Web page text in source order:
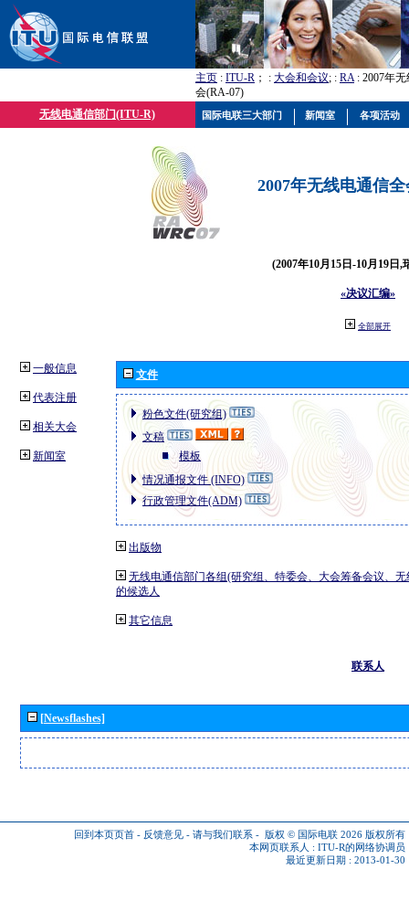
主页 : ITU-R ； : 大会和会议; : RA: 2007年
会(RA-07)
无线电通信部门(ITU-R)
2007年无线电通信
(2007年10月15日-10月19日,
«决议汇编»
全部展开
一般信息
代表注册
相关大会
新闻室
文件
粉色文件(研究组)
文稿
模板
情况通报文件 (INFO)
行政管理文件(ADM)
出版物
无线电通信部门各组(研究组、特委会、大会筹备会议、
的候选人
其它信息
联系人
[Newsflashes]
回到本页页首 - 反馈意见 - 请与我们联系 - 版权 © 国际电联 2026 版权所有
本网页联系人 : ITU-R的网络协调员
最近更新日期 : 2013-01-30
国际电联三大部门 新闻室 各项活动